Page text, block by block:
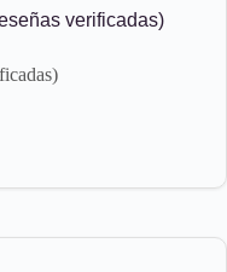
verificadas)